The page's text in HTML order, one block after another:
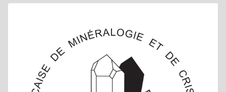
PUBLICATIONS